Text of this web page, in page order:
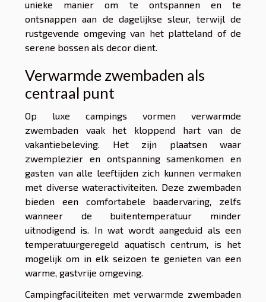
unieke manier om te ontspannen en te
ontsnappen aan de dagelijkse sleur, terwijl de
rustgevende omgeving van het platteland of de
serene bossen als decor dient.
Verwarmde zwembaden als
centraal punt
Op luxe campings vormen verwarmde
zwembaden vaak het kloppend hart van de
vakantiebeleving. Het zijn plaatsen waar
zwemplezier en ontspanning samenkomen en
gasten van alle leeftijden zich kunnen vermaken
met diverse wateractiviteiten. Deze zwembaden
bieden een comfortabele baadervaring, zelfs
wanneer de buitentemperatuur minder
uitnodigend is. In wat wordt aangeduid als een
temperatuurgeregeld aquatisch centrum, is het
mogelijk om in elk seizoen te genieten van een
warme, gastvrije omgeving.
Campingfaciliteiten met verwarmde zwembaden